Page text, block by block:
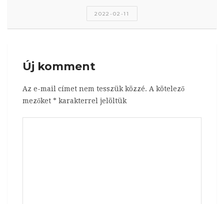
2022-02-11
Új komment
Az e-mail címet nem tesszük közzé. A kötelező
mezőket * karakterrel jelöltük